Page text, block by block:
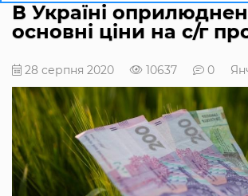
В Україні
основні ціни на с/г
28 серпня 2020 10637 0